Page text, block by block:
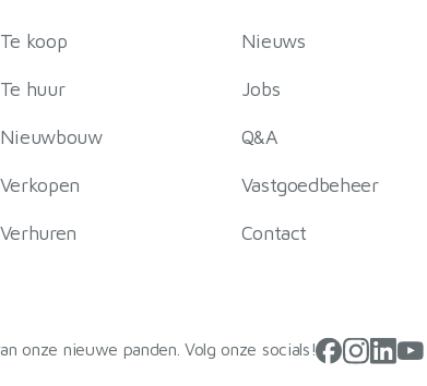
Te koop
Te huur
Nieuwbouw
Verkopen
Verhuren
Nieuws
Jobs
Q&A
Vastgoedbeheer
Contact
onze nieuwe panden. Volg onze socials!